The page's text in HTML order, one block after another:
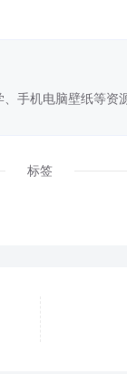
手机电脑壁纸等资
标签